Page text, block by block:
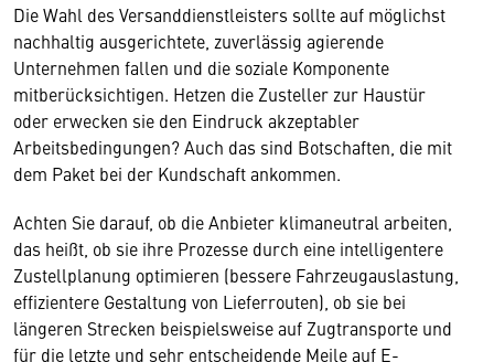
Die Wahl des Versanddienstleisters sollte auf möglichst
nachhaltig ausgerichtete, zuverlässig agierende
Unternehmen fallen und die soziale Komponente
mitberücksichtigen. Hetzen die Zusteller zur Haustür
oder erwecken sie den Eindruck akzeptabler
Arbeitsbedingungen? Auch das sind Botschaften, die mit
dem Paket bei der Kundschaft ankommen.
Achten Sie darauf, ob die Anbieter klimaneutral arbeiten,
das heißt, ob sie ihre Prozesse durch eine intelligentere
Zustellplanung optimieren (bessere Fahrzeugauslastung,
effizientere Gestaltung von Lieferrouten), ob sie bei
längeren Strecken beispielsweise auf Zugtransporte und
für die letzte und sehr entscheidende Meile auf E-